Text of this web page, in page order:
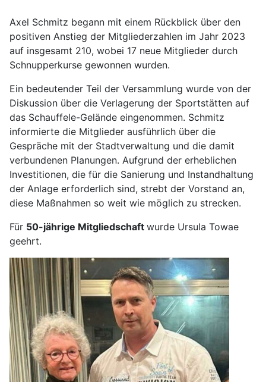
Axel Schmitz begann mit einem Rückblick über den
positiven Anstieg der Mitgliederzahlen im Jahr 2023
auf insgesamt 210, wobei 17 neue Mitglieder durch
Schnupperkurse gewonnen wurden.
Ein bedeutender Teil der Versammlung wurde von der
Diskussion über die Verlagerung der Sportstätten auf
das Schauffele-Gelände eingenommen. Schmitz
informierte die Mitglieder ausführlich über die
Gespräche mit der Stadtverwaltung und die damit
verbundenen Planungen. Aufgrund der erheblichen
Investitionen, die für die Sanierung und Instandhaltung
der Anlage erforderlich sind, strebt der Vorstand an,
diese Maßnahmen so weit wie möglich zu strecken.
Für 50-jährige Mitgliedschaft wurde Ursula Towae
geehrt.